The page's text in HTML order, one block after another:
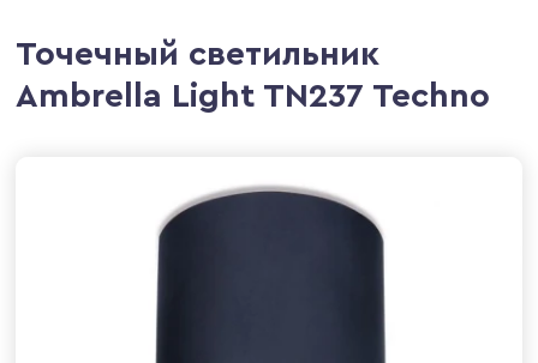
Точечный светильник
Ambrella Light TN237 Techno